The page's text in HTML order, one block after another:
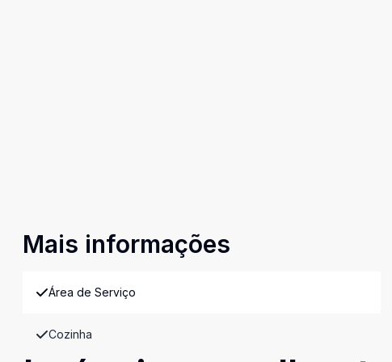
Mais informações
Área de Serviço
Cozinha